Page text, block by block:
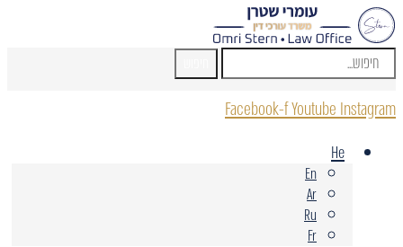
Facebook-fYoutube Instagram
He
En
Ar
Ru
Fr